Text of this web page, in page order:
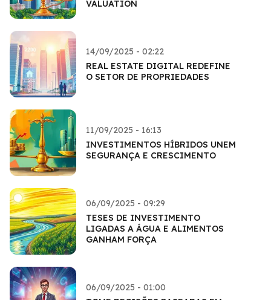
VALUATION
14/09/2025 - 02:22
REAL ESTATE DIGITAL REDEFINE
O SETOR DE PROPRIEDADES
11/09/2025 - 16:13
INVESTIMENTOS HÍBRIDOS UNEM
SEGURANÇA E CRESCIMENTO
06/09/2025 - 09:29
TESES DE INVESTIMENTO
LIGADAS A ÁGUA E ALIMENTOS
GANHAM FORÇA
06/09/2025 - 01:00